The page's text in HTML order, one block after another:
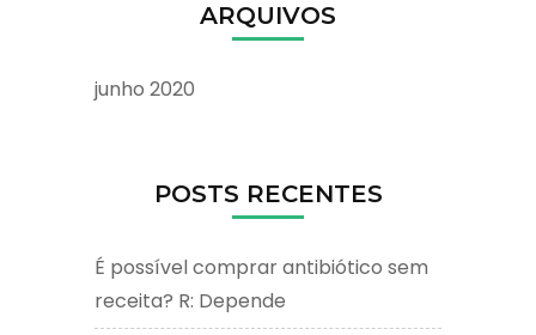
ARQUIVOS
junho 2020
POSTS RECENTES
É possível comprar antibiótico sem
receita? R: Depende